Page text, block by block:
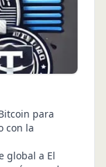
para
con la
global a El